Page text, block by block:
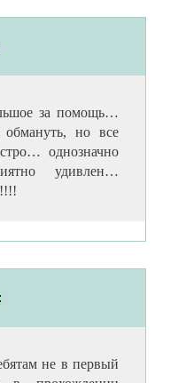
за помощь…
но все
однозначно
удивлен…
:
не в первый